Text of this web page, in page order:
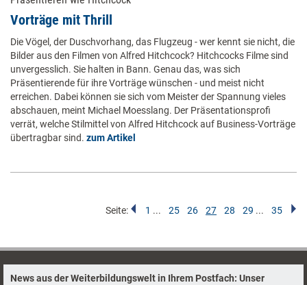
Vorträge mit Thrill
Die Vögel, der Duschvorhang, das Flugzeug - wer kennt sie nicht, die
Bilder aus den Filmen von Alfred Hitchcock? Hitchcocks Filme sind
unvergesslich. Sie halten in Bann. Genau das, was sich
Präsentierende für ihre Vorträge wünschen - und meist nicht
erreichen. Dabei können sie sich vom Meister der Spannung vieles
abschauen, meint Michael Moesslang. Der Präsentationsprofi
verrät, welche Stilmittel von Alfred Hitchcock auf Business-Vorträge
übertragbar sind. zum Artikel
Seite: 1 ... 25 26 27 28 29 ... 35
News aus der Weiterbildungswelt in Ihrem Postfach: Unser